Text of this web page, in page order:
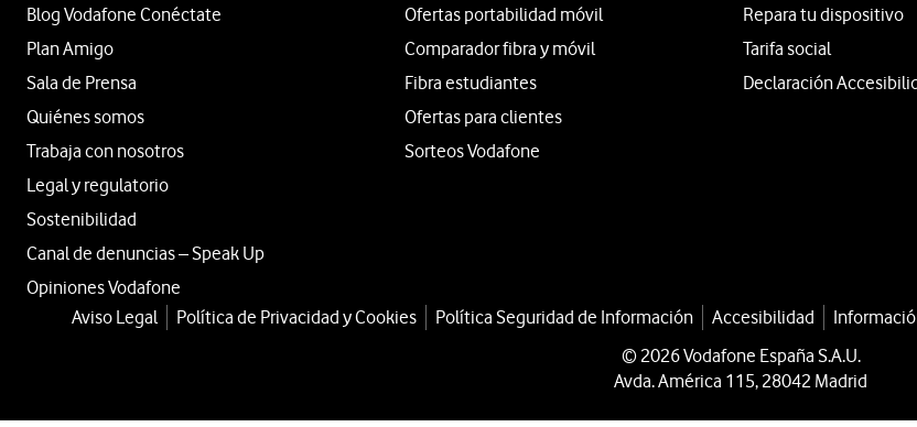
Blog Vodafone Conéctate
Plan Amigo
Sala de Prensa
Quiénes somos
Trabaja con nosotros
Legal y regulatorio
Sostenibilidad
Canal de denuncias – Speak Up
Opiniones Vodafone
Ofertas portabilidad móvil
Comparador fibra y móvil
Fibra estudiantes
Ofertas para clientes
Sorteos Vodafone
Repara tu dispositivo
Tarifa social
Declaración
Aviso Legal Política de Privacidad y Cookies Política Seguridad de Información Accesibilidad
© 2026 Vodafone España S.A.U.
Avda. América 115, 28042 Madrid